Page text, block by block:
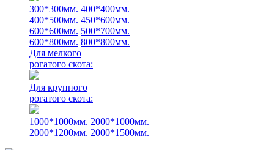
300*300мм. 400*400мм.
400*500мм. 450*600мм.
600*600мм. 500*700мм.
600*800мм. 800*800мм.
Для мелкого
рогатого скота:
Для крупного
рогатого скота:
1000*1000мм. 2000*1000мм.
2000*1200мм. 2000*1500мм.